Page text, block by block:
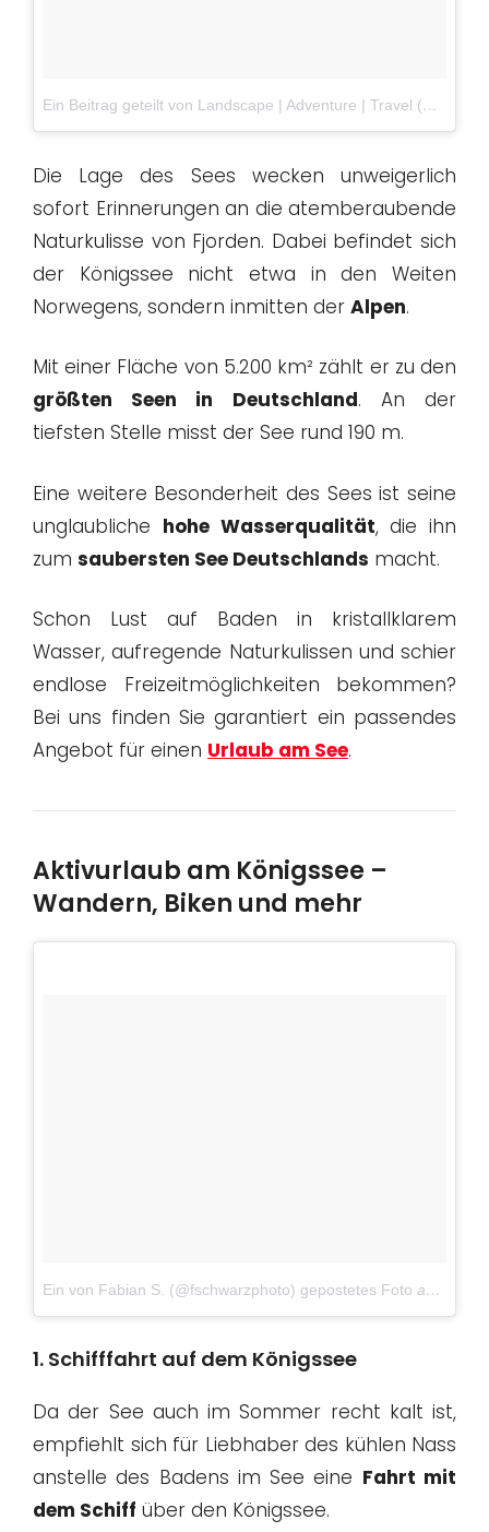
Ein Beitrag geteilt von Landscape | Adventure | Travel (@guerelsahin)
Die Lage des Sees wecken unweigerlich
sofort Erinnerungen an die atemberaubende
Naturkulisse von Fjorden. Dabei befindet sich
der Königssee nicht etwa in den Weiten
Norwegens, sondern inmitten der Alpen.
Mit einer Fläche von 5.200 km² zählt er zu den
größten Seen in Deutschland. An der
tiefsten Stelle misst der See rund 190 m.
Eine weitere Besonderheit des Sees ist seine
unglaubliche hohe Wasserqualität, die ihn
zum saubersten See Deutschlands macht.
Schon Lust auf Baden in kristallklarem
Wasser, aufregende Naturkulissen und schier
endlose Freizeitmöglichkeiten bekommen?
Bei uns finden Sie garantiert ein passendes
Angebot für einen Urlaub am See.
Aktivurlaub am Königssee –
Wandern, Biken und mehr
Ein von Fabian S. (@fschwarzphoto) gepostetes Foto am
1. Schifffahrt auf dem Königssee
Da der See auch im Sommer recht kalt ist,
empfiehlt sich für Liebhaber des kühlen Nass
anstelle des Badens im See eine Fahrt mit
dem Schiff über den Königssee.